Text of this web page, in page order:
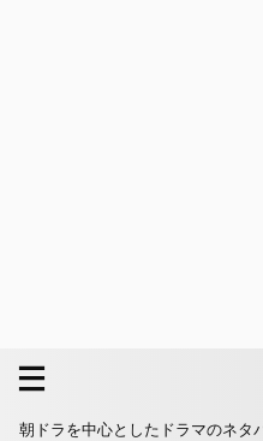
朝ドラを中心としたドラマのネタ